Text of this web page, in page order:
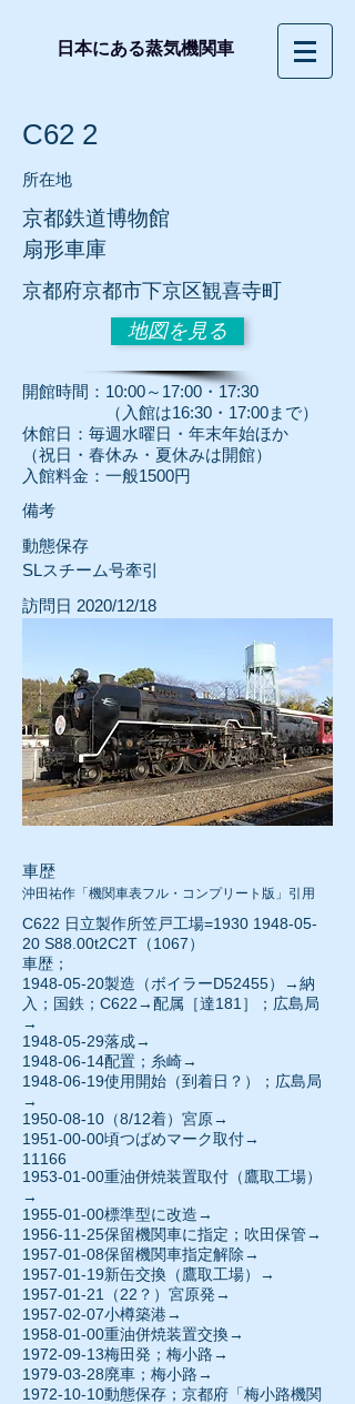
日本にある蒸気機関車
C62 2
所在地
京都鉄道博物館
扇形車庫
京都府京都市下京区観喜寺町
地図を見る
開館時間：10:00～17:00・17:30
（入館は16:30・17:00まで）
休館日：毎週水曜日・年末年始ほか
（祝日・春休み・夏休みは開館）
入館料金：一般1500円
​備考
動態保存
SLスチーム号牽引
訪問日 2020/12/18
車歴
沖田祐作「機関車表フル・コンプリート版」引用
C622 日立製作所笠戸工場=1930 1948-05-
20 S88.00t2C2T（1067）
車歴；
1948-05-20製造（ボイラーD52455）→納
入；国鉄；C622→配属［達181］；広島局
→
1948-05-29落成→
1948-06-14配置；糸崎→
1948-06-19使用開始（到着日？）；広島局
→
1950-08-10（8/12着）宮原→
1951-00-00頃つばめマーク取付→
11166
1953-01-00重油併焼装置取付（鷹取工場）
→
1955-01-00標準型に改造→
1956-11-25保留機関車に指定；吹田保管→
1957-01-08保留機関車指定解除→
1957-01-19新缶交換（鷹取工場）→
1957-01-21
（22？）宮原発→
1957-02-07小樽築港→
1958-01-00重油併焼装置交換→
1972-09-13梅田発；梅小路→
1979-03-28廃車；梅小路→
1972-10-10動態保存；京都府「梅小路機関